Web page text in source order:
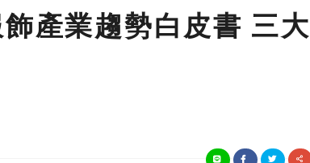
產業趨勢白皮書 三大